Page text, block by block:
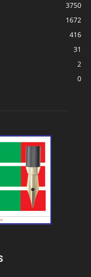
3750
1672
416
31
2
0